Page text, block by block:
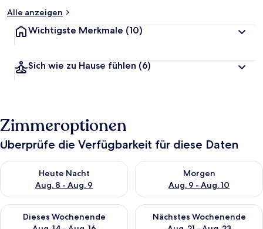
Alle anzeigen
Wichtigste Merkmale (10)
Sich wie zu Hause fühlen (6)
Zimmeroptionen
Überprüfe die Verfügbarkeit für diese Daten
Heute Nacht
Aug. 8 - Aug. 9
Überprüfe die Verfügbarkeit für heute Nacht, Aug. 8 - Aug. 9.
Morgen
Aug. 9 - Aug. 10
Überprüfe die Verfügbarkeit
Dieses Wochenende
Überprüfe die Verfügbarkeit für dieses Wochenende, Aug. 14
Nächstes Wochenende
Überprüfe die Verfügbarkeit